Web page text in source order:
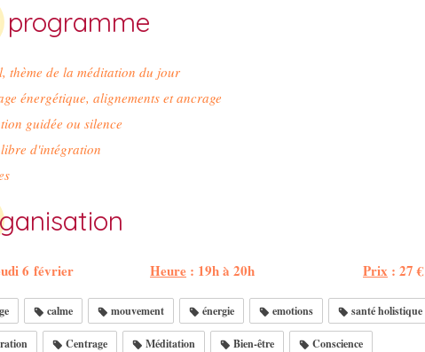
programme
thème de la méditation du jour
énergétique, alignements et ancrage
guidée ou silence
d'intégration
6 février Heure : 19h à 20h Prix : 27 €
calme mouvement énergie emotions santé holistique
Centrage Méditation Bien-être Conscience